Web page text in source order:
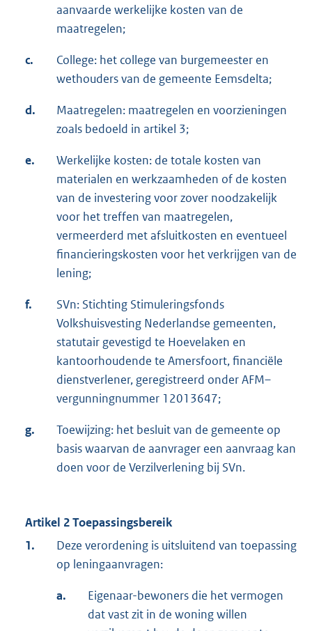
aanvaarde werkelijke kosten van de
maatregelen;
c.
College: het college van burgemeester en
wethouders van de gemeente Eemsdelta;
d.
Maatregelen: maatregelen en voorzieningen
zoals bedoeld in artikel 3;
e.
Werkelijke kosten: de totale kosten van
materialen en werkzaamheden of de kosten
van de investering voor zover noodzakelijk
voor het treffen van maatregelen,
vermeerderd met afsluitkosten en eventueel
financieringskosten voor het verkrijgen van de
lening;
f.
SVn: Stichting Stimuleringsfonds
Volkshuisvesting Nederlandse gemeenten,
statutair gevestigd te Hoevelaken en
kantoorhoudende te Amersfoort, financiële
dienstverlener, geregistreerd onder AFM–
vergunningnummer 12013647;
g.
Toewijzing: het besluit van de gemeente op
basis waarvan de aanvrager een aanvraag kan
doen voor de Verzilverlening bij SVn.
Artikel 2 Toepassingsbereik
1.
Deze verordening is uitsluitend van toepassing
op leningaanvragen:
a.
Eigenaar-bewoners die het vermogen
dat vast zit in de woning willen